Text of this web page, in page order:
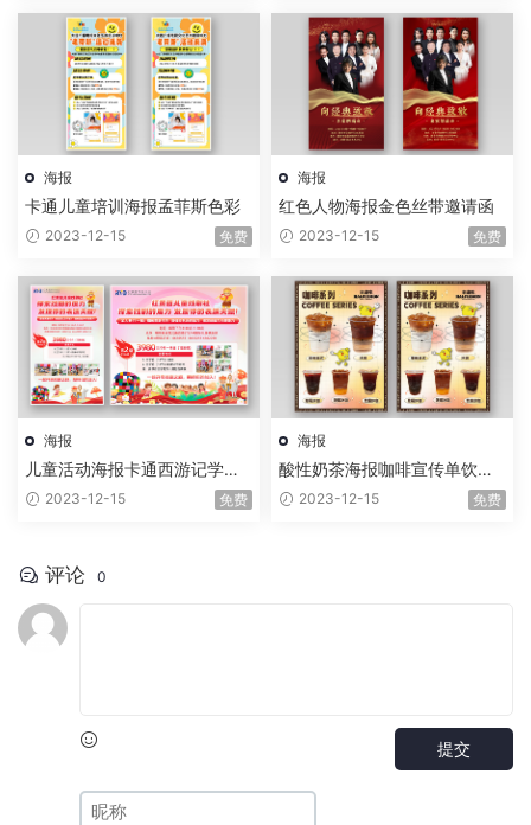
海报
卡通儿童培训海报孟菲斯色彩
2023-12-15 免费
海报
红色人物海报金色丝带邀请函
2023-12-15 免费
海报
儿童活动海报卡通西游记学校
活动2023-12-15 免费
海报
酸性奶茶海报咖啡宣传单饮品
海报2023-12-15 免费
评论 0
提交